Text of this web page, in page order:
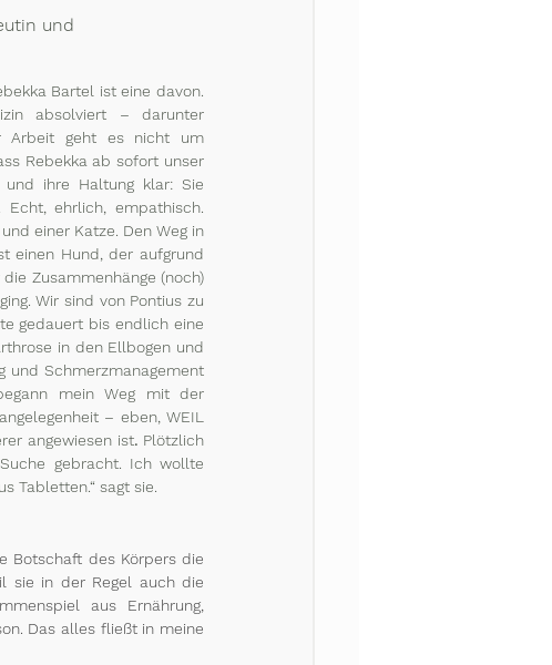
und
Bartel ist eine davon.
absolviert – darunter
Arbeit geht es nicht um
Rebekka ab sofort unser
und ihre Haltung klar: Sie
ehrlich, empathisch.
einer Katze. Den Weg in
einen Hund, der aufgrund
Zusammenhänge (noch)
Wir sind von Pontius zu
gedauert bis endlich eine
in den Ellbogen und
und Schmerzmanagement
mein Weg mit der
– eben, WEIL
angewiesen ist. Plötzlich
gebracht. Ich wollte
Tabletten.“ sagt sie.
Botschaft des Körpers die
sie in der Regel auch die
aus Ernährung,
Das alles fließt in meine